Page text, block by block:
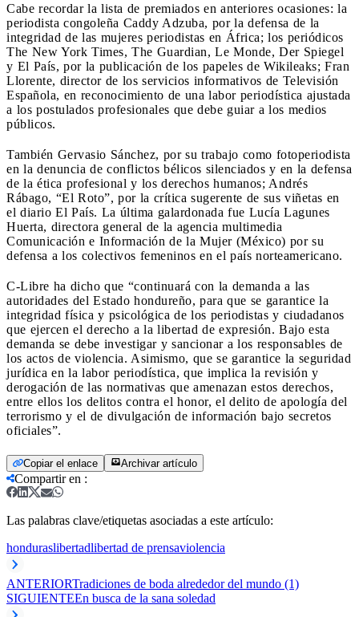
Cabe recordar la lista de premiados en anteriores ocasiones: la
periodista congoleña Caddy Adzuba, por la defensa de la
integridad de las mujeres periodistas en África; los periódicos
The New York Times, The Guardian, Le Monde, Der Spiegel
y El País, por la publicación de los papeles de Wikileaks; Fran
Llorente, director de los servicios informativos de Televisión
Española, en reconocimiento de una labor periodística ajustada
a los postulados profesionales que debe guiar a los medios
públicos.
También Gervasio Sánchez, por su trabajo como fotoperiodista
en la denuncia de conflictos bélicos silenciados y en la defensa
de la ética profesional y los derechos humanos; Andrés
Rábago, “El Roto”, por la crítica sugerente de sus viñetas en
el diario El País. La última galardonada fue Lucía Lagunes
Huerta, directora general de la agencia multimedia
Comunicación e Información de la Mujer (México) por su
defensa a los colectivos femeninos en el país norteamericano.
C-Libre ha dicho que “continuará con la demanda a las
autoridades del Estado hondureño, para que se garantice la
integridad física y psicológica de los periodistas y ciudadanos
que ejercen el derecho a la libertad de expresión. Bajo esta
demanda se debe investigar y sancionar a los responsables de
los actos de violencia. Asimismo, que se garantice la seguridad
jurídica en la labor periodística, que implica la revisión y
derogación de las normativas que amenazan estos derechos,
entre ellos los delitos contra el honor, el delito de apología del
terrorismo y el de divulgación de información bajo secretos
oficiales”.
Copiar el enlace Archivar artículo
Compartir en :
Las palabras clave/etiquetas asociadas a este artículo:
honduraslibertadlibertad de prensaviolencia
ANTERIORTradiciones de boda alrededor del mundo (1)
SIGUIENTEEn busca de la sana soledad